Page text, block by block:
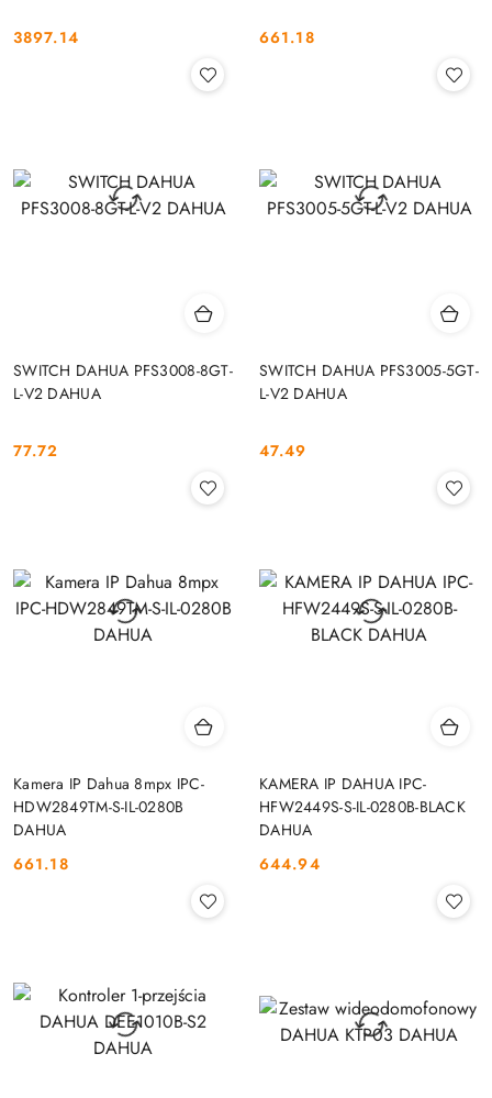
Cena:
3897.14 Cena:
661.18
SWITCH DAHUA PFS3008-8GT-
L-V2 DAHUA
Cena:
77.72
SWITCH DAHUA PFS3005-5GT-
L-V2 DAHUA
Cena:
47.49
Kamera IP Dahua 8mpx IPC-
HDW2849TM-S-IL-0280B
DAHUA
Cena:
661.18
KAMERA IP DAHUA IPC-
HFW2449S-S-IL-0280B-BLACK
DAHUA
Cena:
644.94